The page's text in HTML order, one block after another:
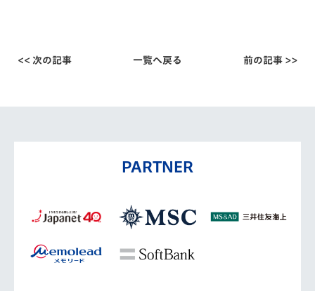
<< 次の記事 一覧へ戻る 前の記事 >>
PARTNER